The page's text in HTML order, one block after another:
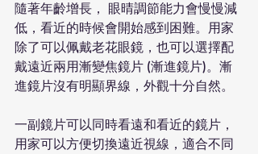
隨著年齡增長， 眼晴調節能力會慢慢減
低，看近的時候會開始感到困難。用家
除了可以佩戴老花眼鏡，也可以選擇配
戴遠近兩用漸變焦鏡片 (漸進鏡片)。漸
進鏡片沒有明顯界線，外觀十分自然。
一副鏡片可以同時看遠和看近的鏡片，
用家可以方便切換遠近視線，適合不同